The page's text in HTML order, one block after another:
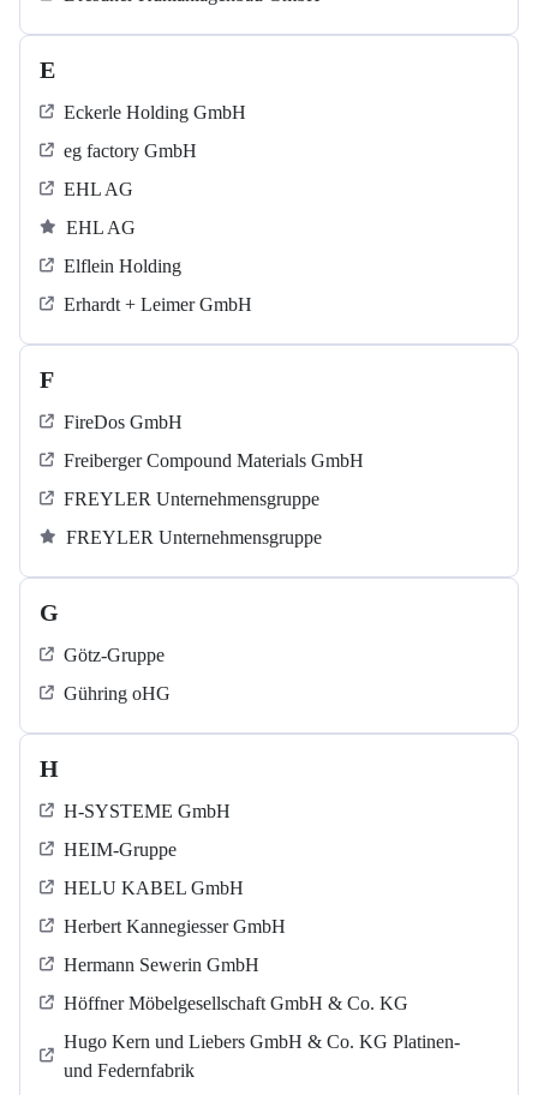
E
Eckerle Holding GmbH
eg factory GmbH
EHL AG
EHL AG
Elflein Holding
Erhardt + Leimer GmbH
F
FireDos GmbH
Freiberger Compound Materials GmbH
FREYLER Unternehmensgruppe
FREYLER Unternehmensgruppe
G
Götz-Gruppe
Gühring oHG
H
H-SYSTEME GmbH
HEIM-Gruppe
HELU KABEL GmbH
Herbert Kannegiesser GmbH
Hermann Sewerin GmbH
Höffner Möbelgesellschaft GmbH & Co. KG
Hugo Kern und Liebers GmbH & Co. KG Platinen-
und Federnfabrik